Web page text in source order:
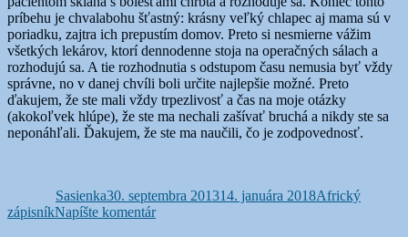
príbehu je chvalabohu šťastný: krásny veľký chlapec aj mama sú v
poriadku, zajtra ich prepustím domov. Preto si nesmierne vážim
všetkých lekárov, ktorí dennodenne stoja na operačných sálach a
rozhodujú sa. A tie rozhodnutia s odstupom času nemusia byť vždy
správne, no v danej chvíli boli určite najlepšie možné. Preto
ďakujem, že ste mali vždy trpezlivosť a čas na moje otázky
(akokoľvek hlúpe), že ste ma nechali zašívať bruchá a nikdy ste sa
neponáhľali. Ďakujem, že ste ma naučili, čo je zodpovednosť.
Sasienka30. septembra 201314. januára 2018Africký
zápisníkNapíšte komentárk